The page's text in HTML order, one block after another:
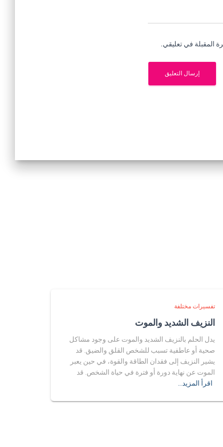
المقبلة في تعليقي.
تفسيرات مختلفة
النزيف الشديد والموت
يدل الحلم بالنزيف الشديد والموت على وجود مشاكل
صحية أو عاطفية تسبب للشخص القلق والضيق. قد
يشير النزيف إلى فقدان الطاقة والقوة، في حين يعبر
الموت عن نهاية دورة أو فترة في حياة الشخص. قد
اقرأ المزيد…